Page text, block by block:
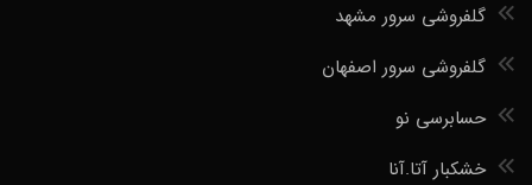
گلفروشی سرور مشهد
گلفروشی سرور اصفهان
حسابرسی نو
خشکبار آتا.آنا